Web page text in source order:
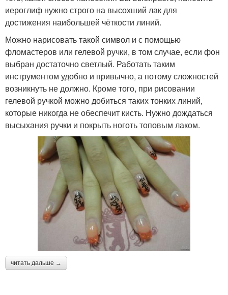
иероглиф нужно строго на высохший лак для
достижения наибольшей чёткости линий.
Можно нарисовать такой символ и с помощью
фломастеров или гелевой ручки, в том случае, если фон
выбран достаточно светлый. Работать таким
инструментом удобно и привычно, а потому сложностей
возникнуть не должно. Кроме того, при рисовании
гелевой ручкой можно добиться таких тонких линий,
которые никогда не обеспечит кисть. Нужно дождаться
высыхания ручки и покрыть ноготь топовым лаком.
читать дальше →